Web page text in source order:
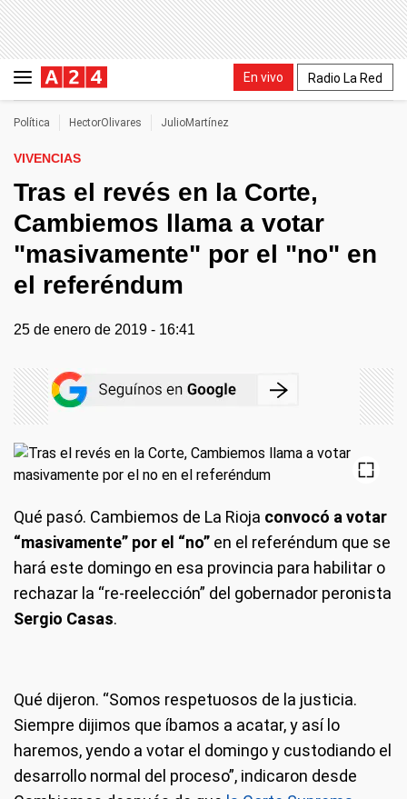
En vivo Radio La Red
Política HectorOlivares JulioMartínez
VIVENCIAS
Tras el revés en la Corte,
Cambiemos llama a votar
"masivamente" por el "no" en
el referéndum
25 de enero de 2019 - 16:41
Qué pasó. Cambiemos de La Rioja convocó a votar
“masivamente” por el “no” en el referéndum que se
hará este domingo en esa provincia para habilitar o
rechazar la “re-reelección” del gobernador peronista
Sergio Casas.
Qué dijeron. “Somos respetuosos de la justicia.
Siempre dijimos que íbamos a acatar, y así lo
haremos, yendo a votar el domingo y custodiando el
desarrollo normal del proceso”, indicaron desde